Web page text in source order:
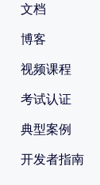
文档
博客
视频课程
考试认证
典型案例
开发者指南